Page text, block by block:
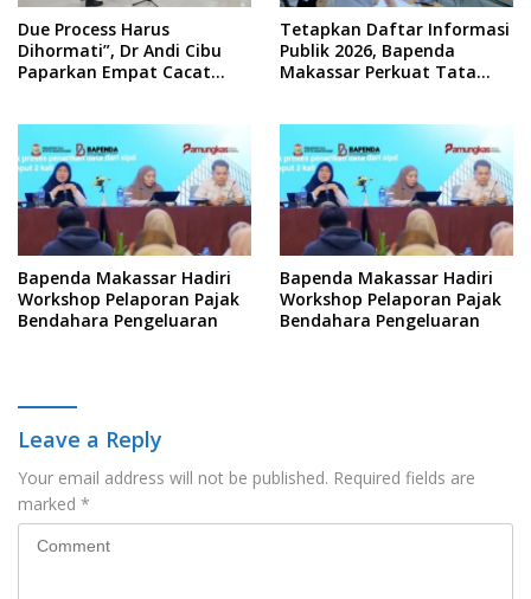
Due Process Harus
Dihormati”, Dr Andi Cibu
Paparkan Empat Cacat
Tetapkan Daftar Informasi
Publik 2026, Bapenda
Makassar Perkuat Tata
Bapenda Makassar Hadiri
Workshop Pelaporan Pajak
Bendahara Pengeluaran
Bapenda Makassar Hadiri
Workshop Pelaporan Pajak
Bendahara Pengeluaran
Leave a Reply
Your email address will not be published. Required fields are
marked *